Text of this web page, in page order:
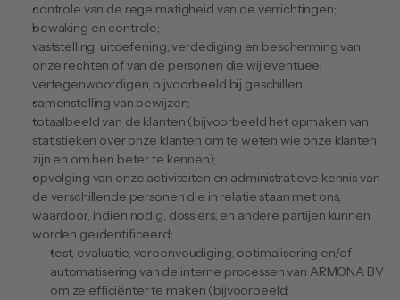
controle van de regelmatigheid van de verrichtingen;
bewaking en controle;
vaststelling, uitoefening, verdediging en bescherming van
onze rechten of van de personen die wij eventueel
vertegenwoordigen, bijvoorbeeld bij geschillen;
samenstelling van bewijzen;
totaalbeeld van de klanten (bijvoorbeeld het opmaken van
statistieken over onze klanten om te weten wie onze klanten
zijn en om hen beter te kennen);
opvolging van onze activiteiten en administratieve kennis van
de verschillende personen die in relatie staan met ons,
waardoor, indien nodig, dossiers, en andere partijen kunnen
worden geïdentificeerd;
test, evaluatie, vereenvoudiging, optimalisering en/of
automatisering van de interne processen van ARMONA BV
om ze efficiënter te maken (bijvoorbeeld: